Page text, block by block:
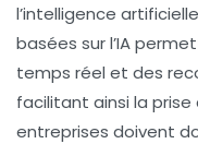
l’intelligence
basées sur l’IA
temps réel et des
facilitant ainsi la
entreprises doivent